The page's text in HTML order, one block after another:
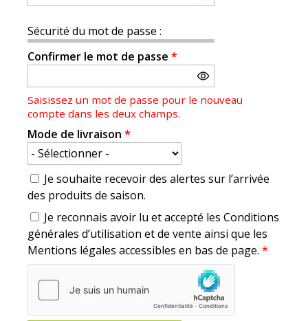
Sécurité du mot de passe :
Confirmer le mot de passe *
Saisissez un mot de passe pour le nouveau
compte dans les deux champs.
Mode de livraison *
Je souhaite recevoir des alertes sur l’arrivée
des produits de saison.
Je reconnais avoir lu et accepté les Conditions
générales d’utilisation et de vente ainsi que les
Mentions légales accessibles en bas de page. *